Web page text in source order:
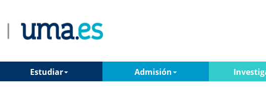
Estudiar Admisión